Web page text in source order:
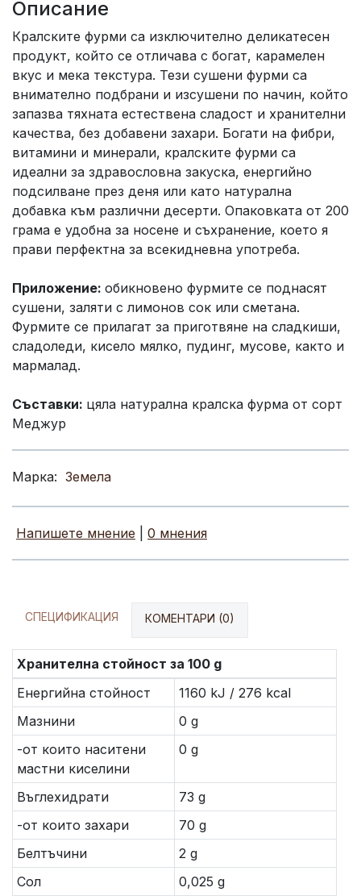
Описание
Кралските фурми са изключително деликатесен
продукт, който се отличава с богат, карамелен
вкус и мека текстура. Тези сушени фурми са
внимателно подбрани и изсушени по начин, който
запазва тяхната естествена сладост и хранителни
качества, без добавени захари. Богати на фибри,
витамини и минерали, кралските фурми са
идеални за здравословна закуска, енергийно
подсилване през деня или като натурална
добавка към различни десерти. Опаковката от 200
грама е удобна за носене и съхранение, което я
прави перфектна за всекидневна употреба.
Приложение: обикновено фурмите се поднасят
сушени, заляти с лимонов сок или сметана.
Фурмите се прилагат за приготвяне на сладкиши,
сладоледи, кисело мялко, пудинг, мусове, както и
мармалад.
Съставки: цяла натурална кралска фурма от сорт
Меджур
Марка: Земела
Напишете мнение 0 мнения
СПЕЦИФИКАЦИЯ КОМЕНТАРИ (0)
Хранителна стойност за 100 g
Енергийна стойност
1160 kJ / 276 kcal
Мазнини
0 g
-от които наситени
мастни киселини
0 g
Въглехидрати
73 g
-от които захари
70 g
Белтъчини
2 g
Сол
0,025 g